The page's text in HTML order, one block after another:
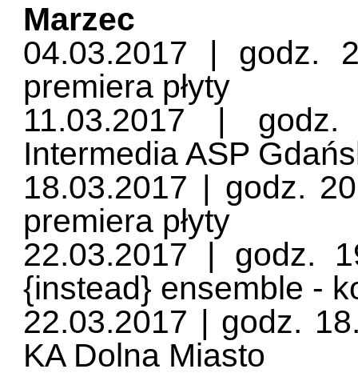
Marzec
04.03.2017 | godz.
premiera płyty
11.03.2017 |
Intermedia ASP
18.03.2017 | godz.
premiera płyty
22.03.2017 | godz.
{instead} ensemble -
22.03.2017 | godz.
KA Dolna Miasto